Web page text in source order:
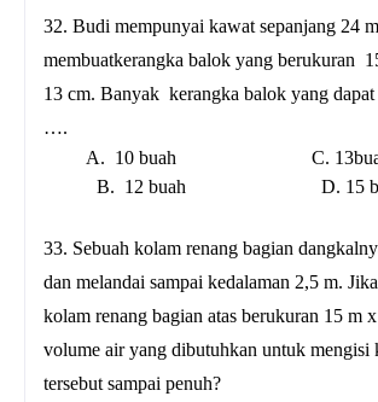
32. Budi mempunyai kawat sepanjang 24
membuatkerangka balok yang berukuran
13 cm. Banyak kerangka balok yang dapat
….
A. 10 buah C.
B. 12 buah D. 15
33. Sebuah kolam renang bagian
dan melandai sampai kedalaman 2,5 m.
kolam renang bagian atas berukuran 15 m
volume air yang dibutuhkan untuk mengisi
tersebut sampai penuh?